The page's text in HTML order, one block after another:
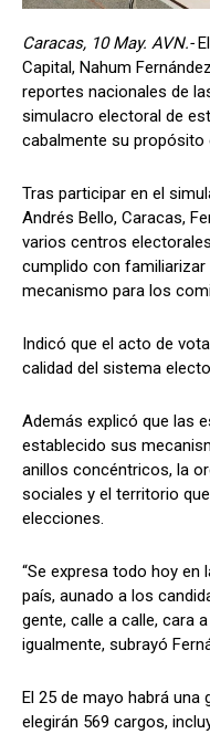
Caracas, 10 May. AVN.-
Capital, Nahum
reportes nacionales de
simulacro electoral de
cabalmente su propósito
Tras participar en el
Andrés Bello, Caracas,
varios centros
cumplido con
mecanismo para los
Indicó que el acto de
calidad del sistema
Además explicó que las
establecido sus
anillos concéntricos, la
sociales y el territorio
elecciones.
“Se expresa todo hoy
país, aunado a los
gente, calle a calle, cara
igualmente, subrayó
El 25 de mayo habrá una
elegirán 569 cargos,